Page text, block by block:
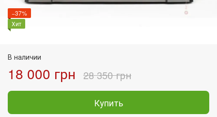
−37%
Хит
В наличии
18 000 грн 28 350 грн
Купить